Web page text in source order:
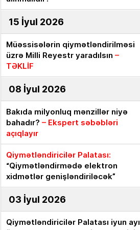
15 İyul 2026
Müəssisələrin qiymətləndirilməsi
üzrə Milli Reyestr yaradılsın –
TƏKLİF
08 İyul 2026
Bakıda milyonluq mənzillər niyə
bahadır? – Ekspert səbəbləri
açıqlayır
Qiymətləndiricilər Palatası:
“Qiymətləndirmədə elektron
xidmətlər genişləndiriləcək”
03 İyul 2026
Qiymətləndiricilər Palatası iyun ayı